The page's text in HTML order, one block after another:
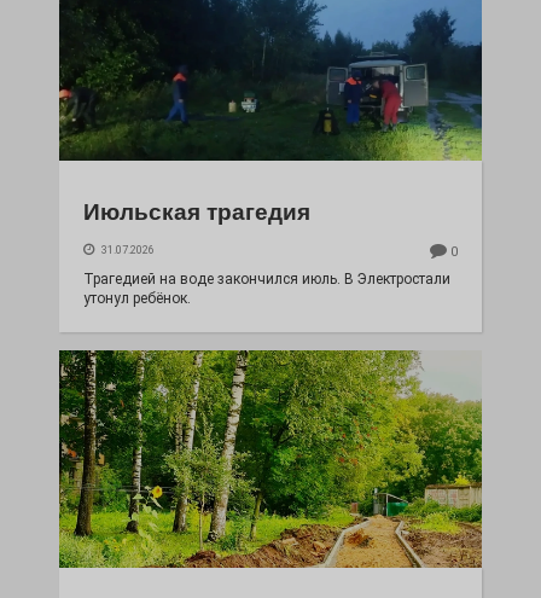
Июльская трагедия
31.07.2026 0
Трагедией на воде закончился июль. В Электростали
утонул ребёнок.